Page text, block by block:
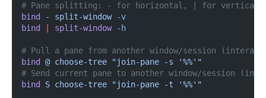
# Pane splitting: - for horizontal, | for vertical
bind
- split-window -v
bind
split-window -h
# Pull a pane from another window/session
bind
@ choose-tree "join-pane -s '%%'"
# Send current pane to another window/session
bind
S choose-tree "join-pane -t '%%'"